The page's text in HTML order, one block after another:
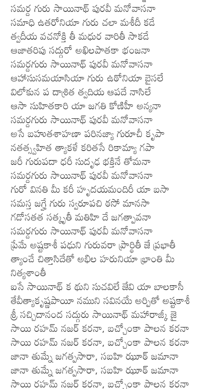
సమర్ద గురు సాయినాథ్ పురవీ మనోవాసనా
సమాధి ఉతరోనియా గురు చలా మశీదీ కడే
త్వదీయ వచనోక్తి తీ మధుర వారితీ సాకడే
ఆజాతరిపు సద్గురో అఖిలపాతకా భంజనా
సమర్దగురు సాయినాథ్ పురవీ మనోవాసనా
ఆహాసుసమయాసియా గురు ఉఠోనియా బైసలే
విలోకున ప దాశ్రిత త్వదియ ఆపదే నాసిలే
ఆసా సుహితకారి యా జగతి కోణిహీ అన్యనా
సమర్దగురు సాయినాథ్ పురవీ మనోవాసనా
అసే బహుతశాహణా పరినజ్యా గురూచీ కృపా
నతత్స్వహిత త్యాకళే కరితసే రికామ్యా గపా
జరీ గురుపదా ధరీ సుదృఢ భక్తినే తోమనా
సమర్దగురు సాయినాథ్ పురవీ మనోవాసనా
గురో వినతి మీ కరీ హృదయమందిరీ యా బసా
సమస్త జగ్హే గురు స్వరూపచి ఠసో మానసా
గడోసతత సత్కృతీ మతిహి దే జగత్పావనా
సమర్దగురు సాయినాథ్ పురవీ మనోవాసనా
ప్రేమే అష్టకాశీ పఢుని గురువరా ప్రార్థితీ జే ప్రభాతీ
త్యాంచే చిత్తాసిదేతో అభిల హరునియా భ్రాంతి మీ
నిత్యశాంతీ
ఐసే సాయినాథ్ క థుని సుచవిలే జేవి యా బాలకాసీ
తేవీత్యాకృష్ణపాయీ నముని సవినయే అర్పితో అష్టకాశీ
శ్రీ సచ్చిదానంద సద్గురు సాయినాథ్ మహారాజ్కీ జై
సాయి రహమ్ నజర్ కరనా, బచ్చోంకా పాలన కరనా
సాయి రహమ్ నజర్ కరనా, బచ్చోంకా పాలన కరనా
జానా తుమ్నే జగత్పసారా, సబహి ఝూఠ్ జమానా
జానా తుమ్నే జగత్పసారా, సబహి ఝూఠ్ జమానా
సాయి రహమ్ నజర్ కరనా, బచ్చోంకా పాలన కరనా